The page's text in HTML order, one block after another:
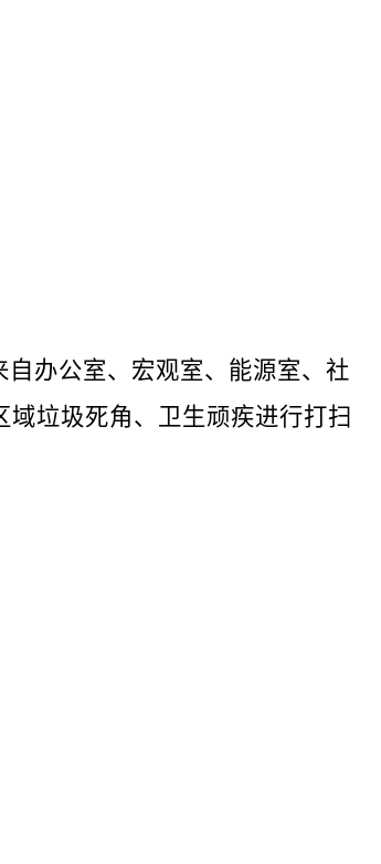
办公室、宏观室、能源室、社
垃圾死角、卫生顽疾进行打扫